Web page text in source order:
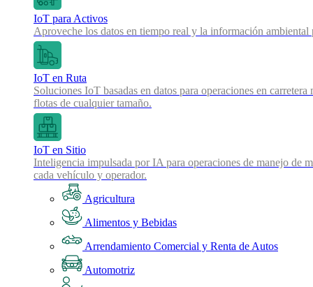
IoT para Activos
Aproveche los datos en tiempo real y la información
IoT en Ruta
Soluciones IoT basadas en datos para operaciones en
flotas de cualquier tamaño.
IoT en Sitio
Inteligencia impulsada por IA para operaciones de manejo de
cada vehículo y operador.
Agricultura
Alimentos y Bebidas
Arrendamiento Comercial y Renta de Autos
Automotriz